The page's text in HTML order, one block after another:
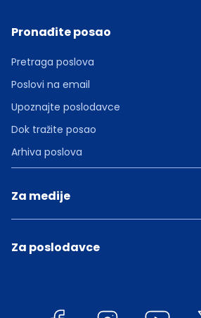
Pronađite posao
Pretraga poslova
Poslovi na email
Upoznajte poslodavce
Dok tražite posao
Arhiva poslova
Za medije
Za poslodavce